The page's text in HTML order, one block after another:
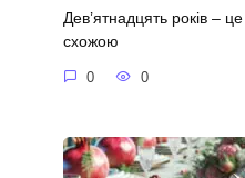
Дев’ятнадцять років –
схожою
0 0